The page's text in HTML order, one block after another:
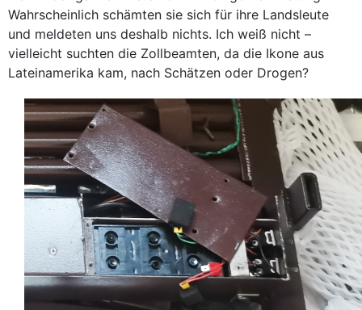
Wahrscheinlich schämten sie sich für ihre Landsleute
und meldeten uns deshalb nichts. Ich weiß nicht –
vielleicht suchten die Zollbeamten, da die Ikone aus
Lateinamerika kam, nach Schätzen oder Drogen?